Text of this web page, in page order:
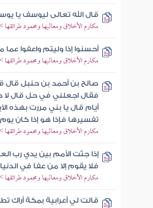
قال الله تعالى ليوسف يا
مكارم الأخلاق ومعاليها ومحمود
أحسنوا إذا وليتم واعفوا
مكارم الأخلاق ومعاليها ومحمود
صالح بن أحمد بن حنبل قال
فقال اجعلني في حل قال
أيام قال يا بني مررت بهذه
تفسيرها فإذا هو إذا كان
مكارم الأخلاق ومعاليها ومحمود
إذا جثت الأمم بين يدي رب
فلا يقوم إلا من عفا في الدنيا
مكارم الأخلاق ومعاليها ومحمود
قالت لي أعرابية بمكة